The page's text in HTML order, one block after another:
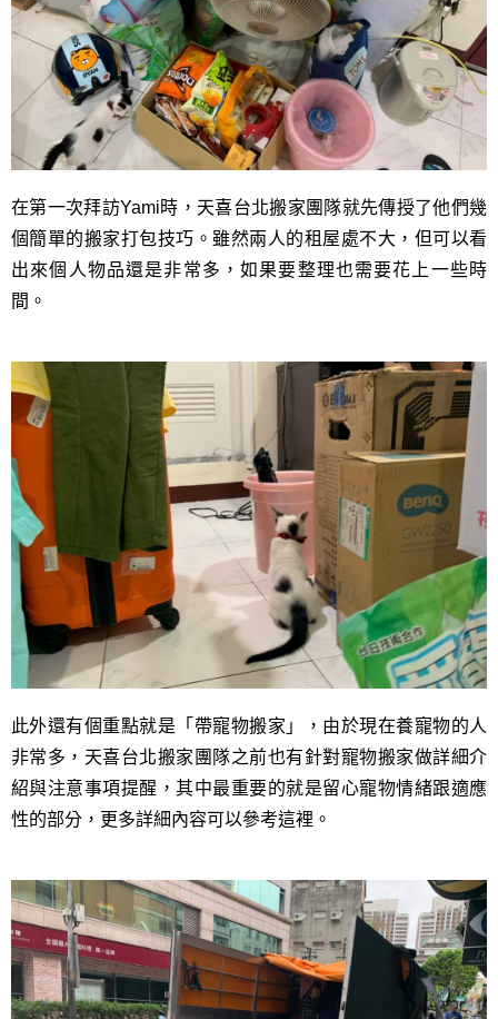
在第一次拜訪Yami時，天喜台北搬家團隊就先傳授了他們幾
個簡單的搬家打包技巧。雖然兩人的租屋處不大，但可以看
出來個人物品還是非常多，如果要整理也需要花上一些時
間。
此外還有個重點就是「帶寵物搬家」，由於現在養寵物的人
非常多，天喜台北搬家團隊之前也有針對寵物搬家做詳細介
紹與注意事項提醒，其中最重要的就是留心寵物情緒跟適應
性的部分，更多詳細內容可以參考這裡。